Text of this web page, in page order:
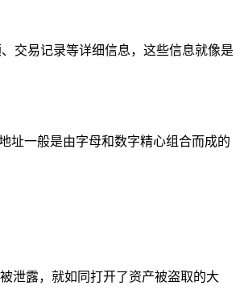
交易记录等详细信息，这些信息就像是
址一般是由字母和数字精心组合而成的
泄露，就如同打开了资产被盗取的大